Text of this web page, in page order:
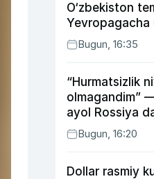
O‘zbekiston
Yevropagacha
mumkin
Bugun, 16:35
“Hurmatsizlik
olmagandim”
ayol Rossiya
tushirilgan
Bugun, 16:20
Dollar rasmiy